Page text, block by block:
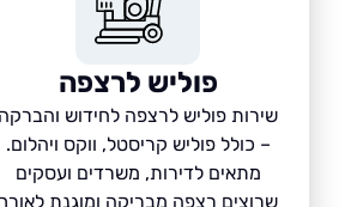
פוליש לרצפה
פוליש לרצפה לחידוש והברקה
– כולל פוליש קריסטל, ווקס ויהלום.
מתאים לדירות, משרדים ועסקים
רצפה מבריקה ומוגנת לאורך